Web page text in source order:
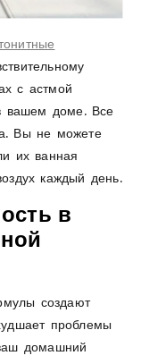
с астмой
вашем доме. Все
Вы не можете
их ванная
каждый день.
в
создают
проблемы
домашний